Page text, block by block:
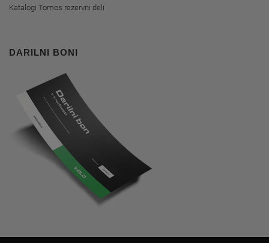
Katalogi Tomos rezervni deli
DARILNI BONI